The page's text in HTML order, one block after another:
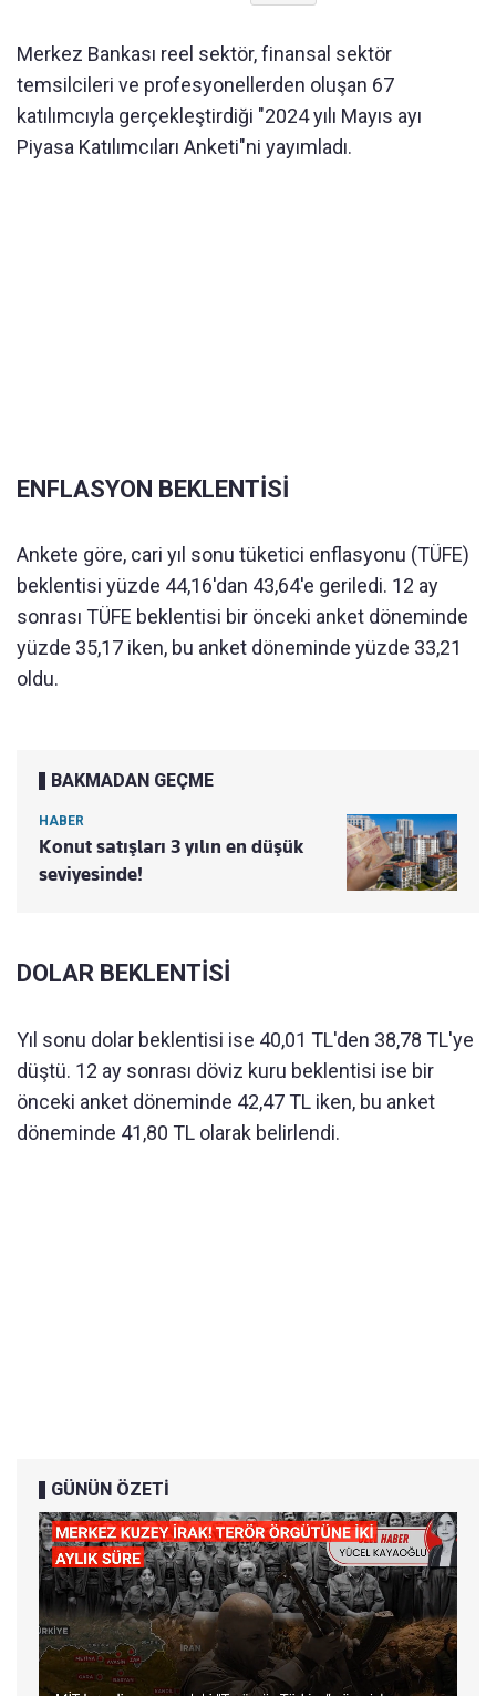
Merkez Bankası reel sektör, finansal sektör
temsilcileri ve profesyonellerden oluşan 67
katılımcıyla gerçekleştirdiği "2024 yılı Mayıs ayı
Piyasa Katılımcıları Anketi"ni yayımladı.
ENFLASYON BEKLENTİSİ
Ankete göre, cari yıl sonu tüketici enflasyonu (TÜFE)
beklentisi yüzde 44,16'dan 43,64'e geriledi. 12 ay
sonrası TÜFE beklentisi bir önceki anket döneminde
yüzde 35,17 iken, bu anket döneminde yüzde 33,21
oldu.
BAKMADAN GEÇME
HABER
Konut satışları 3 yılın en düşük
seviyesinde!
DOLAR BEKLENTİSİ
Yıl sonu dolar beklentisi ise 40,01 TL'den 38,78 TL'ye
düştü. 12 ay sonrası döviz kuru beklentisi ise bir
önceki anket döneminde 42,47 TL iken, bu anket
döneminde 41,80 TL olarak belirlendi.
GÜNÜN ÖZETİ